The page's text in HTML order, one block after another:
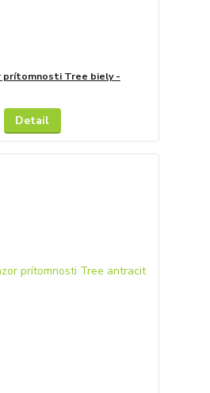
prítomnosti Tree biely -
Detail